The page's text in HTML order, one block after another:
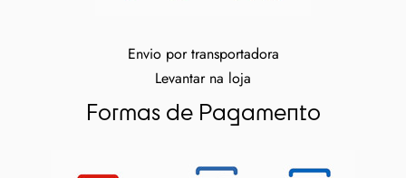
Envio por transportadora
Levantar na loja
Formas de Pagamento